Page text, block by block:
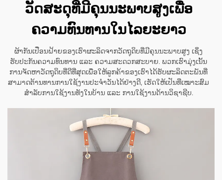
ວັດສະດຸທີ່ມີຄຸນນະພາບສູງເພື່ອ
ຄວາມທົນທານໃນໄລຍະຍາວ
ຜ້າກັນເປື່ອນຝ້າຍຂອງເຮົາຜະລິດຈາກວັດຖຸດິບທີ່ມີຄຸນນະພາບສູງ ເຊິ່ງ
ຮັບປະກັນຄວາມທົນທານ ແລະ ຄວາມສະດວກສະບາຍ. ພວກເຮົາມຸ່ງເນັ້ນ
ການຈັດຫາວັດຖຸດິບທີ່ດີທີ່ສຸດເພື່ອໃຫ້ລູກຄ້າຂອງເຮົາໄດ້ຮັບຜະລິດຕະພັນທີ່
ສາມາດຕ້ານທານການໃຊ້ງານປະຈຳວັນໄດ້ຢ່າງດີ, ເຮັດໃຫ້ເປັນທີ່ເໝາະສົມ
ສຳລັບການໃຊ້ງານທັງໃນບ້ານ ແລະ ການໃຊ້ງານດ້ານວິຊາຊີບ.